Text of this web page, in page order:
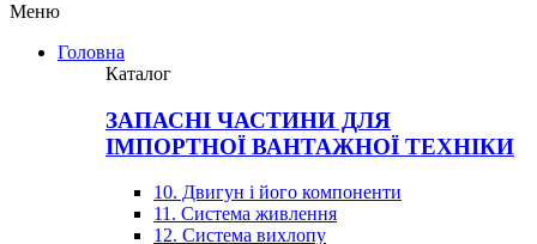
Меню
Головна
Каталог
ЗАПАСНІ ЧАСТИНИ ДЛЯ
ІМПОРТНОЇ ВАНТАЖНОЇ ТЕХНІКИ
10. Двигун і його компоненти
11. Система живлення
12. Система вихлопу